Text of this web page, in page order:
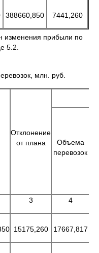
388660,850 7441,260
прибыли по
5.2.
млн. руб.
Отклонение
от плана
Объема
перевозок
3 4
15175,260 17667,817